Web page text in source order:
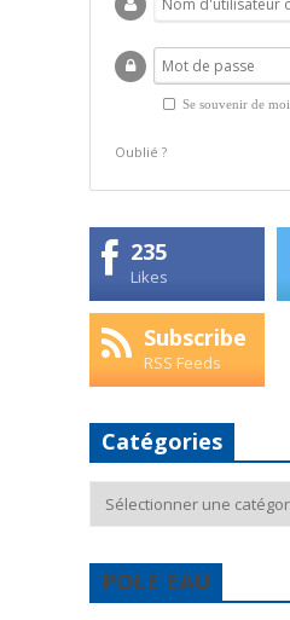
Se souvenir de moi
Oublié ?
235
Likes
Subscribe
RSS Feeds
Catégories
POLE EAU